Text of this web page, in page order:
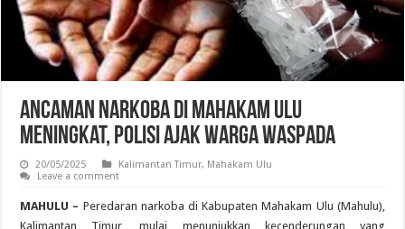
Ancaman Narkoba di Mahakam Ulu
Meningkat, Polisi Ajak Warga Waspada
20/05/2025 Kalimantan Timur, Mahakam Ulu
Leave a comment
MAHULU – Peredaran narkoba di Kabupaten Mahakam Ulu (Mahulu),
Kalimantan Timur, mulai menunjukkan kecenderungan yang